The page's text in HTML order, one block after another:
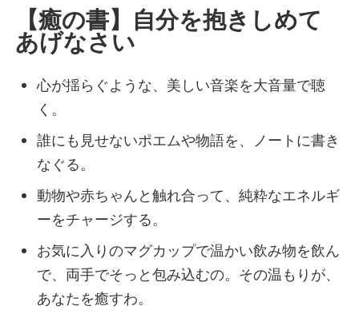
自由の女神界隈
孤高のリーダー界隈
七転八起界隈
結果の鬼界隈
全権掌握界隈
アドリブ界隈
ソロ活界隈
自称ミスパーフェクト界隈
安全第一界隈
責任感MAX界隈
マニュアル絶対界隈
行動ファースト界隈
【癒の書】自分を抱きしめて
あげなさい
心が揺らぐような、美しい音楽を大音量で聴
く。
誰にも見せないポエムや物語を、ノートに書き
なぐる。
動物や赤ちゃんと触れ合って、純粋なエネルギ
ーをチャージする。
お気に入りのマグカップで温かい飲み物を飲ん
で、両手でそっと包み込むの。その温もりが、
あなたを癒すわ。